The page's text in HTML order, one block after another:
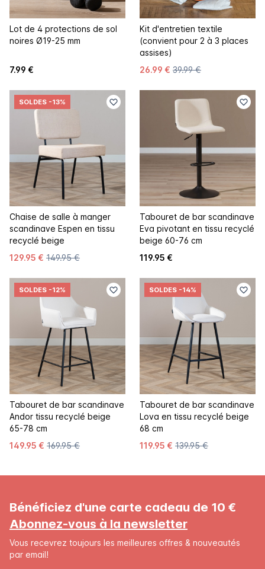
Lot de 4 protections de sol
noires Ø19-25 mm
7.99 €
Kit d'entretien textile
(convient pour 2 à 3 places
assises)
26.99 € 39.99 €
SOLDES -13%
Chaise de salle à manger
scandinave Espen en tissu
recyclé beige
129.95 € 149.95 €
Tabouret de bar scandinave
Eva pivotant en tissu recyclé
beige 60-76 cm
119.95 €
SOLDES -12%
Tabouret de bar scandinave
Andor tissu recyclé beige
65-78 cm
149.95 € 169.95 €
SOLDES -14%
Tabouret de bar scandinave
Lova en tissu recyclé beige
68 cm
119.95 € 139.95 €
Bénéficiez d'une carte cadeau de 10 €
Abonnez-vous à la newsletter
Vous recevrez toujours les meilleures offres & nouveautés
par email!